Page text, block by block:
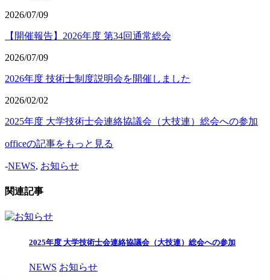
2026/07/09
【開催報告】2026年度 第34回通常総会
2026/07/09
2026年度 技術士制度説明会を開催しました
2026/02/02
2025年度 大学技術士会連絡協議会（大技連）総会への参加
officeの記事をもっと見る
-NEWS, お知らせ
関連記事
2025年度 大学技術士会連絡協議会（大技連）総会への参加
NEWS お知らせ